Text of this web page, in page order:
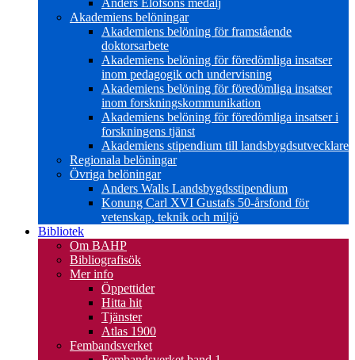
Anders Elofsons medalj
Akademiens belöningar
Akademiens belöning för framstående
doktorsarbete
Akademiens belöning för föredömliga insatser
inom pedagogik och undervisning
Akademiens belöning för föredömliga insatser
inom forskningskommunikation
Akademiens belöning för föredömliga insatser i
forskningens tjänst
Akademiens stipendium till landsbygdsutvecklare
Regionala belöningar
Övriga belöningar
Anders Walls Landsbygdsstipendium
Konung Carl XVI Gustafs 50-årsfond för
vetenskap, teknik och miljö
Bibliotek
Om BAHP
Bibliografisök
Mer info
Öppettider
Hitta hit
Tjänster
Atlas 1900
Fembandsverket